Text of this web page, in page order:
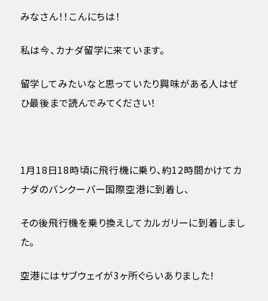
みなさん！！こんにちは！
私は今、カナダ留学に来ています。
留学してみたいなと思っていたり興味がある人はぜ
ひ最後まで読んでみてください！
1月18日18時頃に飛行機に乗り、約12時間かけてカ
ナダのバンクーバー国際空港に到着し、
その後飛行機を乗り換えしてカルガリーに到着しまし
た。
空港にはサブウェイが3ヶ所ぐらいありました!